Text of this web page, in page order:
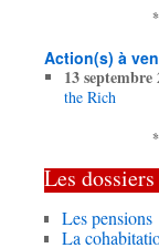
Action(s) à
13 septembre
the Rich
Les
Les pensions
La